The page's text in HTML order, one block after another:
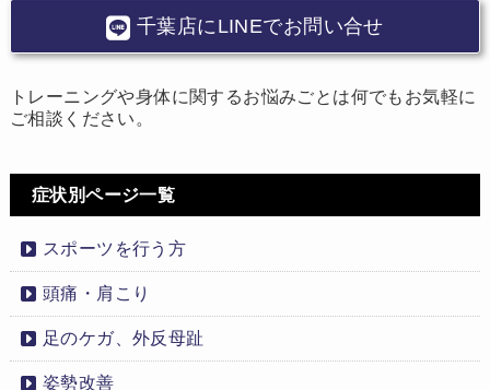
千葉店にLINEでお問い合せ
トレーニングや身体に関するお悩みごとは何でもお気軽に
ご相談ください。
症状別ページ一覧
スポーツを行う方
頭痛・肩こり
足のケガ、外反母趾
姿勢改善